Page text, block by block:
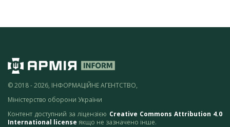
© 2018 - 2026, ІНФОРМАЦІЙНЕ АГЕНТСТВО,
Міністерство оборони України
Контент доступний за ліцензією Creative Commons Attribution 4.0
International license якщо не зазначено інше.